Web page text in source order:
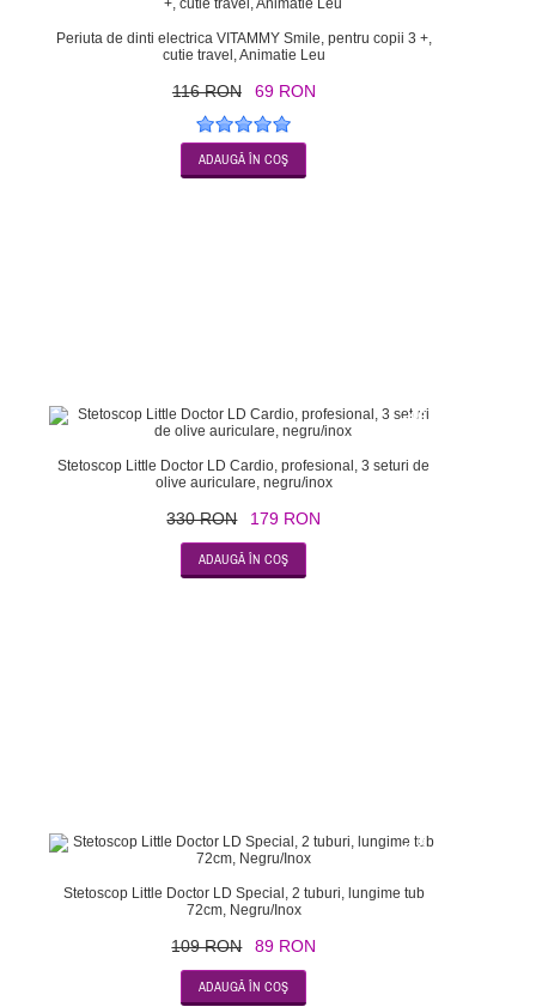
Periuta de dinti electrica VITAMMY Smile, pentru copii 3 +,
cutie travel, Animatie Leu
116 RON 69 RON
-46
Stetoscop Little Doctor LD Cardio, profesional, 3 seturi de
olive auriculare, negru/inox
330 RON 179 RON
-18
Stetoscop Little Doctor LD Special, 2 tuburi, lungime tub
72cm, Negru/Inox
109 RON 89 RON